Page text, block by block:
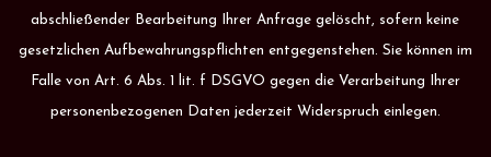
abschließender Bearbeitung Ihrer Anfrage gelöscht, sofern keine
gesetzlichen Aufbewahrungspflichten entgegenstehen. Sie können im
Falle von Art. 6 Abs. 1 lit. f DSGVO gegen die Verarbeitung Ihrer
personenbezogenen Daten jederzeit Widerspruch einlegen.